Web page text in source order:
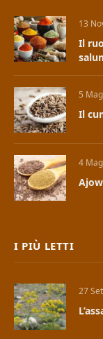
13
Il
5
Il
4
I PIÙ LETTI
27